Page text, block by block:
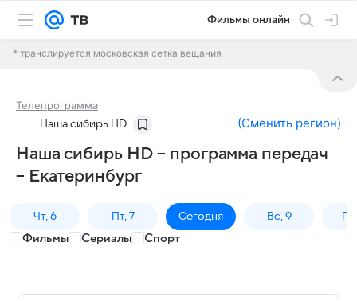
Фильмы онлайн
* транслируется московская сетка вещания
Телепрограмма
Наша сибирь HD (Сменить регион)
Наша сибирь HD – программа передач
– Екатеринбург
Чт, 6 Пт, 7 Сегодня Вс, 9
Фильмы Сериалы Спорт